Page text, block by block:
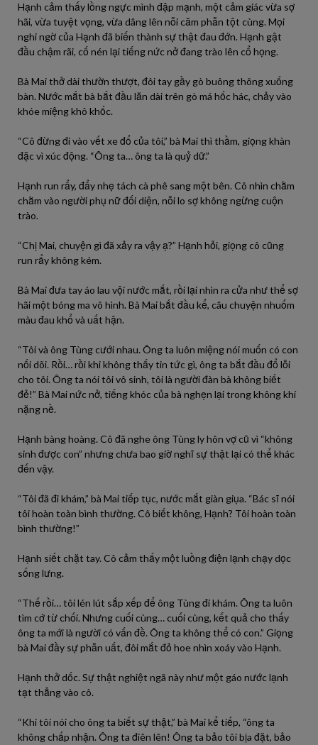
Hạnh cảm thấy lồng ngực mình đập mạnh, một cảm giác vừa sợ
hãi, vừa tuyệt vọng, vừa dâng lên nỗi căm phẫn tột cùng. Mọi
nghi ngờ của Hạnh đã biến thành sự thật đau đớn. Hạnh gật
đầu chậm rãi, cố nén lại tiếng nức nở đang trào lên cổ họng.
Bà Mai thở dài thườn thượt, đôi tay gầy gò buông thõng xuống
bàn. Nước mắt bà bắt đầu lăn dài trên gò má hốc hác, chảy vào
khóe miệng khô khốc.
“Cô đừng đi vào vết xe đổ của tôi,” bà Mai thì thầm, giọng khàn
đặc vì xúc động. “Ông ta… ông ta là quỷ dữ.”
Hạnh run rẩy, đẩy nhẹ tách cà phê sang một bên. Cô nhìn chằm
chằm vào người phụ nữ đối diện, nỗi lo sợ không ngừng cuộn
trào.
“Chị Mai, chuyện gì đã xảy ra vậy ạ?” Hạnh hỏi, giọng cô cũng
run rẩy không kém.
Bà Mai đưa tay áo lau vội nước mắt, rồi lại nhìn ra cửa như thể sợ
hãi một bóng ma vô hình. Bà Mai bắt đầu kể, câu chuyện nhuốm
màu đau khổ và uất hận.
“Tôi và ông Tùng cưới nhau. Ông ta luôn miệng nói muốn có con
nối dõi. Rồi… rồi khi không thấy tin tức gì, ông ta bắt đầu đổ lỗi
cho tôi. Ông ta nói tôi vô sinh, tôi là người đàn bà không biết
đẻ!” Bà Mai nức nở, tiếng khóc của bà nghẹn lại trong không khí
nặng nề.
Hạnh bàng hoàng. Cô đã nghe ông Tùng ly hôn vợ cũ vì “không
sinh được con” nhưng chưa bao giờ nghĩ sự thật lại có thể khác
đến vậy.
“Tôi đã đi khám,” bà Mai tiếp tục, nước mắt giàn giụa. “Bác sĩ nói
tôi hoàn toàn bình thường. Cô biết không, Hạnh? Tôi hoàn toàn
bình thường!”
Hạnh siết chặt tay. Cô cảm thấy một luồng điện lạnh chạy dọc
sống lưng.
“Thế rồi… tôi lén lút sắp xếp để ông Tùng đi khám. Ông ta luôn
tìm cớ từ chối. Nhưng cuối cùng… cuối cùng, kết quả cho thấy
ông ta mới là người có vấn đề. Ông ta không thể có con.” Giọng
bà Mai đầy sự phẫn uất, đôi mắt đỏ hoe nhìn xoáy vào Hạnh.
Hạnh thở dốc. Sự thật nghiệt ngã này như một gáo nước lạnh
tạt thẳng vào cô.
“Khi tôi nói cho ông ta biết sự thật,” bà Mai kể tiếp, “ông ta
không chấp nhận. Ông ta điên lên! Ông ta bảo tôi bịa đặt, bảo